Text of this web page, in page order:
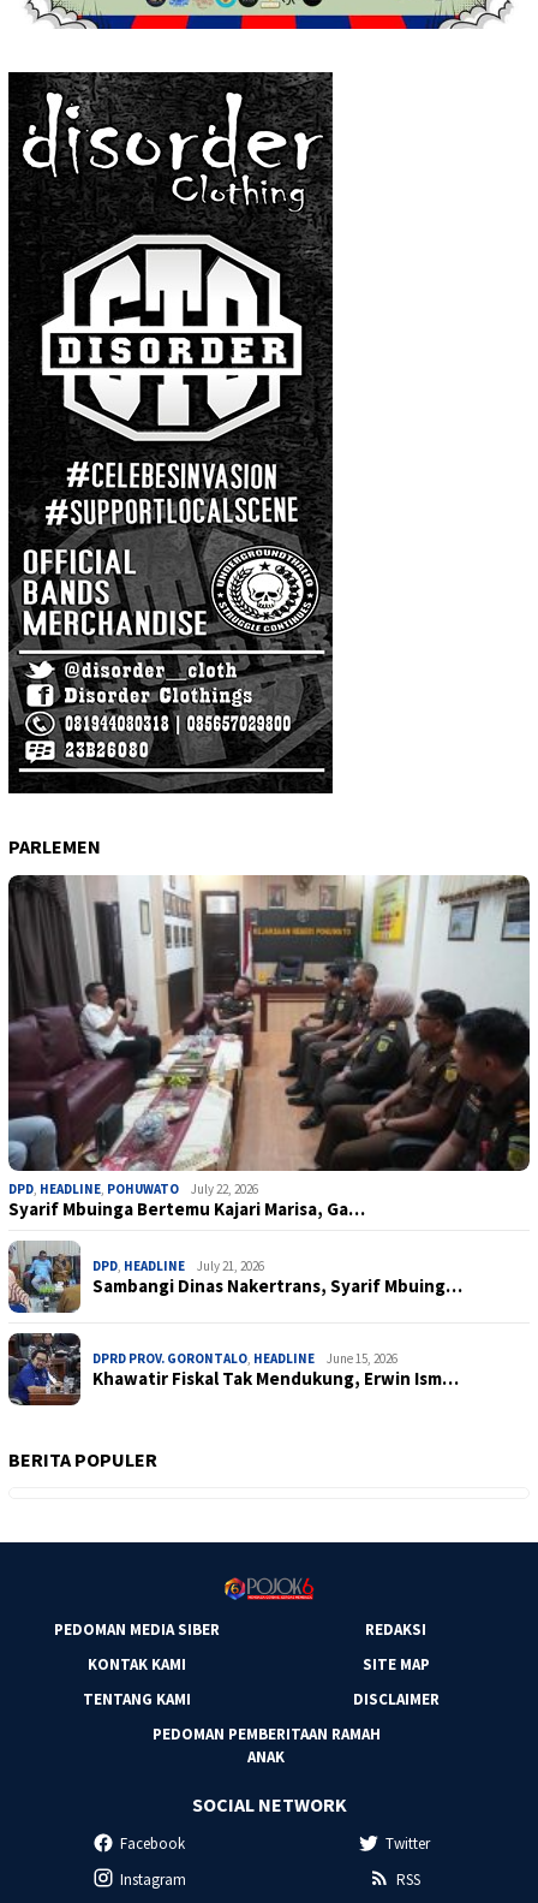
PARLEMEN
DPD, HEADLINE, POHUWATO July 22, 2026
Syarif Mbuinga Bertemu Kajari Marisa, Ga…
DPD, HEADLINE July 21, 2026
Sambangi Dinas Nakertrans, Syarif Mbuing…
DPRD PROV. GORONTALO, HEADLINE June 15, 2026
Khawatir Fiskal Tak Mendukung, Erwin Ism…
BERITA POPULER
PEDOMAN MEDIA SIBER
REDAKSI
KONTAK KAMI
SITE MAP
TENTANG KAMI
DISCLAIMER
PEDOMAN PEMBERITAAN RAMAH
ANAK
SOCIAL NETWORK
Facebook
Twitter
Instagram
RSS